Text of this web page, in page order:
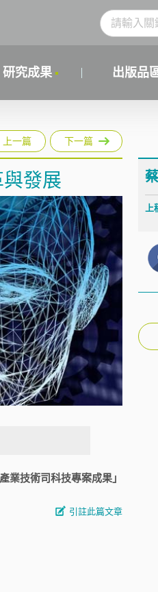
研究成果 出版品
上一篇 下一篇
發展
業技術司科技專案成果」
引註此篇文章
上